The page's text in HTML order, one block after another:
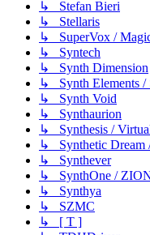
↳ Stefan Bieri
↳ Stellaris
↳ SuperVox /
↳ Syntech
↳ Synth Dimension
↳ Synth Elements /
↳ Synth Void
↳ Synthaurion
↳ Synthesis /
↳ Synthetic Dream
↳ Synthever
↳ SynthOne /
↳ Synthya
↳ SZMC
↳ [ T ]